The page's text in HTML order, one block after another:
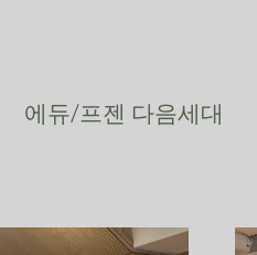
에듀/프젠 다음세대